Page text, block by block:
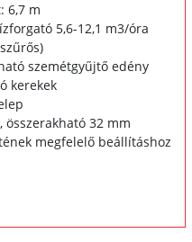
6,7 m
5,6-12,1 m3/óra
szemétgyűjtő edény
kerekek
összerakható 32 mm
megfelelő beállításhoz